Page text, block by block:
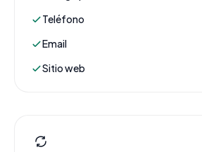
Teléfono
Email
Sitio web